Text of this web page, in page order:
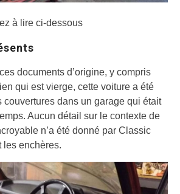
à lire ci-dessous
documents d’origine, y compris
qui est vierge, cette voiture a été
couvertures dans un garage qui était
Aucun détail sur le contexte de
n’a été donné par Classic
les enchères.